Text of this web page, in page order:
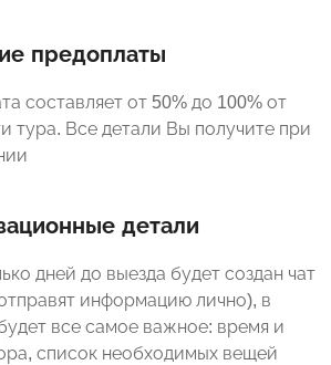
предоплаты
составляет от 50% до 100% от
тура. Все детали Вы получите при
детали
дней до выезда будет создан чат
информацию лично), в
все самое важное: время и
список необходимых вещей